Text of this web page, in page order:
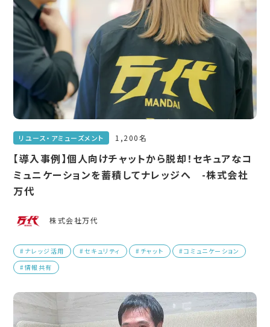
リユース・アミューズメント 1,200名
【導入事例】個人向けチャットから脱却！セキュアなコ
ミュニケーションを蓄積してナレッジへ -株式会社
万代
株式会社万代
#ナレッジ活用 #セキュリティ #チャット
#コミュニケーション
#情報共有